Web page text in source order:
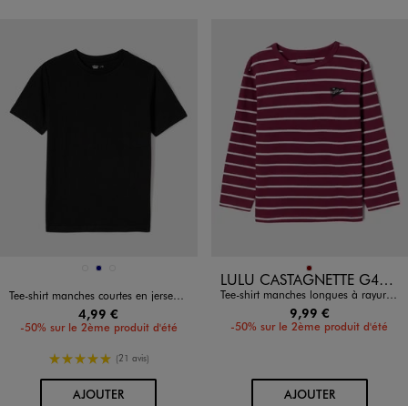
Disponible en 3 coloris
BLANC VIF
MARINE
Tee-shirt manches courtes en jersey de coton garçon
4,99 €
-50% sur le 2ème produit d'été
5/5 de moyenne
(21 avis)
AJOUTERAU PANIER
Disponible en 1 coloris
BORDEAUX LULU CASTAGNETTE G4G D
Tee-shirt manches longues à rayures garçon - LuluCastagnette
9,99 €
-50% sur le 2ème produit d'été
AJOUTERAU PANIER